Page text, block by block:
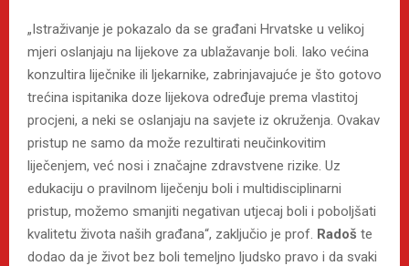
„Istraživanje je pokazalo da se građani Hrvatske u velikoj
mjeri oslanjaju na lijekove za ublažavanje boli. Iako većina
konzultira liječnike ili ljekarnike, zabrinjavajuće je što gotovo
trećina ispitanika doze lijekova određuje prema vlastitoj
procjeni, a neki se oslanjaju na savjete iz okruženja. Ovakav
pristup ne samo da može rezultirati neučinkovitim
liječenjem, već nosi i značajne zdravstvene rizike. Uz
edukaciju o pravilnom liječenju boli i multidisciplinarni
pristup, možemo smanjiti negativan utjecaj boli i poboljšati
kvalitetu života naših građana“, zaključio je prof. Radoš te
dodao da je život bez boli temeljno ljudsko pravo i da svaki